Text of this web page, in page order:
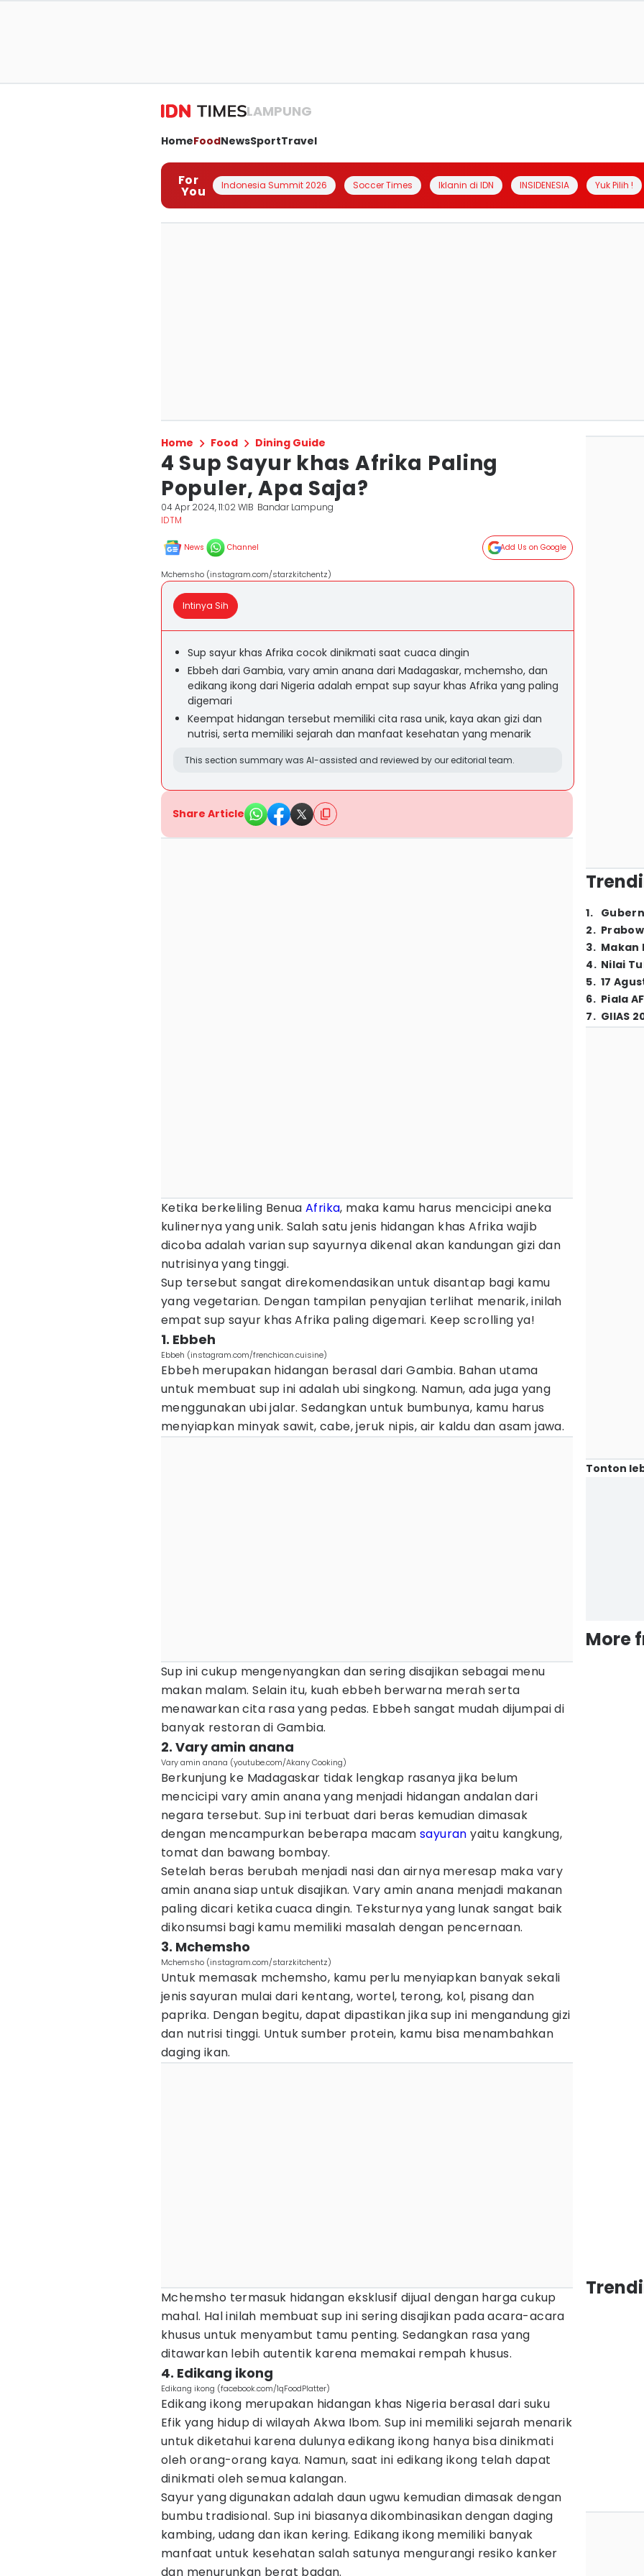
LAMPUNG
HomeFoodNewsSportTravel
For
You Indonesia Summit 2026 Soccer Times Iklanin di IDN INSIDENESIA Yuk Pilih !
Home Food Dining Guide
4 Sup Sayur khas Afrika Paling
Populer, Apa Saja?
04 Apr 2024, 11:02 WIB Bandar Lampung
IDTM
News Channel Add Us on Google
Mchemsho (instagram.com/starzkitchentz)
Intinya Sih
Sup sayur khas Afrika cocok dinikmati saat cuaca dingin
Ebbeh dari Gambia, vary amin anana dari Madagaskar, mchemsho, dan
edikang ikong dari Nigeria adalah empat sup sayur khas Afrika yang paling
digemari
Keempat hidangan tersebut memiliki cita rasa unik, kaya akan gizi dan
nutrisi, serta memiliki sejarah dan manfaat kesehatan yang menarik
This section summary was AI-assisted and reviewed by our editorial team.
Share Article
Ketika berkeliling Benua Afrika, maka kamu harus mencicipi aneka
kulinernya yang unik. Salah satu jenis hidangan khas Afrika wajib
dicoba adalah varian sup sayurnya dikenal akan kandungan gizi dan
nutrisinya yang tinggi.
Sup tersebut sangat direkomendasikan untuk disantap bagi kamu
yang vegetarian. Dengan tampilan penyajian terlihat menarik, inilah
empat sup sayur khas Afrika paling digemari. Keep scrolling ya!
1. Ebbeh
Ebbeh (instagram.com/frenchican.cuisine)
Ebbeh merupakan hidangan berasal dari Gambia. Bahan utama
untuk membuat sup ini adalah ubi singkong. Namun, ada juga yang
menggunakan ubi jalar. Sedangkan untuk bumbunya, kamu harus
menyiapkan minyak sawit, cabe, jeruk nipis, air kaldu dan asam jawa.
Sup ini cukup mengenyangkan dan sering disajikan sebagai menu
makan malam. Selain itu, kuah ebbeh berwarna merah serta
menawarkan cita rasa yang pedas. Ebbeh sangat mudah dijumpai di
banyak restoran di Gambia.
2. Vary amin anana
Vary amin anana (youtube.com/Akany Cooking)
Berkunjung ke Madagaskar tidak lengkap rasanya jika belum
mencicipi vary amin anana yang menjadi hidangan andalan dari
negara tersebut. Sup ini terbuat dari beras kemudian dimasak
dengan mencampurkan beberapa macam sayuran yaitu kangkung,
tomat dan bawang bombay.
Setelah beras berubah menjadi nasi dan airnya meresap maka vary
amin anana siap untuk disajikan. Vary amin anana menjadi makanan
paling dicari ketika cuaca dingin. Teksturnya yang lunak sangat baik
dikonsumsi bagi kamu memiliki masalah dengan pencernaan.
3. Mchemsho
Mchemsho (instagram.com/starzkitchentz)
Untuk memasak mchemsho, kamu perlu menyiapkan banyak sekali
jenis sayuran mulai dari kentang, wortel, terong, kol, pisang dan
paprika. Dengan begitu, dapat dipastikan jika sup ini mengandung gizi
dan nutrisi tinggi. Untuk sumber protein, kamu bisa menambahkan
daging ikan.
Mchemsho termasuk hidangan eksklusif dijual dengan harga cukup
mahal. Hal inilah membuat sup ini sering disajikan pada acara-acara
khusus untuk menyambut tamu penting. Sedangkan rasa yang
ditawarkan lebih autentik karena memakai rempah khusus.
4. Edikang ikong
Edikang ikong (facebook.com/1qFoodPlatter)
Edikang ikong merupakan hidangan khas Nigeria berasal dari suku
Efik yang hidup di wilayah Akwa Ibom. Sup ini memiliki sejarah menarik
untuk diketahui karena dulunya edikang ikong hanya bisa dinikmati
oleh orang-orang kaya. Namun, saat ini edikang ikong telah dapat
dinikmati oleh semua kalangan.
Sayur yang digunakan adalah daun ugwu kemudian dimasak dengan
bumbu tradisional. Sup ini biasanya dikombinasikan dengan daging
kambing, udang dan ikan kering. Edikang ikong memiliki banyak
manfaat untuk kesehatan salah satunya mengurangi resiko kanker
dan menurunkan berat badan.
1.
2.
3. Makan
4. Nilai
5. 17
6. Piala
7. GIIAS
Tonton
More